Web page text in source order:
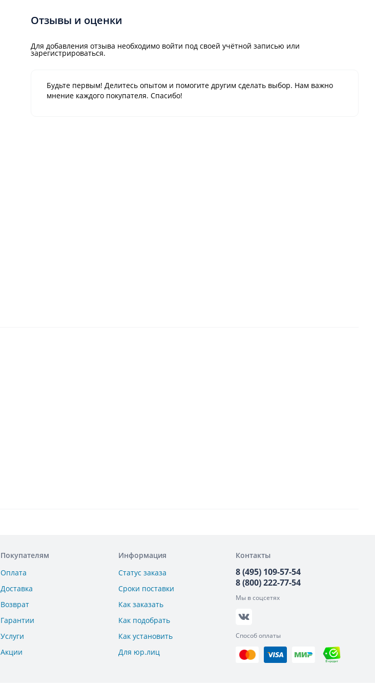
Отзывы и оценки
Для добавления отзыва необходимо войти под своей учётной записью или
зарегистрироваться.
Будьте первым! Делитесь опытом и помогите другим сделать выбор. Нам важно
мнение каждого покупателя. Спасибо!
Покупателям
Оплата
Доставка
Возврат
Гарантии
Услуги
Акции
Информация
Статус заказа
Сроки поставки
Как заказать
Как подобрать
Как установить
Для юр.лиц
Контакты
8 (495) 109-57-54
8 (800) 222-77-54
Мы в соцсетях
Способ оплаты